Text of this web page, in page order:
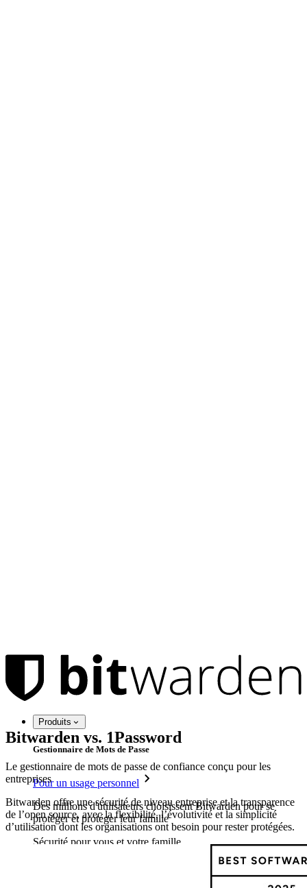
Produits
Gestionnaire de Mots de Passe
Pour un usage personnel
Des millions d'utilisateurs choisissent Bitwarden pour se
protéger et protéger leur famille
Sécurité pour vous et votre famille
Bitwarden vs. 1Password
Le gestionnaire de mots de passe de confiance conçu pour les
entreprises
Bitwarden offre une sécurité de niveau entreprise et la transparence
de l’open source, avec la flexibilité, l’évolutivité et la simplicité
d’utilisation dont les organisations ont besoin pour rester protégées.